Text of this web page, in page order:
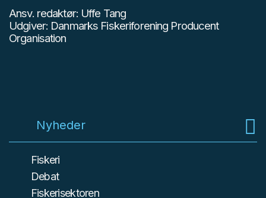
Ansv. redaktør: Uffe Tang
Udgiver: Danmarks Fiskeriforening Producent
Organisation
Nyheder
Fiskeri
Debat
Fiskerisektoren